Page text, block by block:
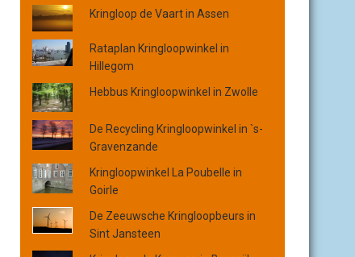
p
p
l
a
a
t
s
,
r
o
v
i
Kringloop de Vaart in Assen
Rataplan Kringloopwinkel in
Hillegom
Hebbus Kringloopwinkel in Zwolle
De Recycling Kringloopwinkel in `s-
Gravenzande
Kringloopwinkel La Poubelle in
Goirle
De Zeeuwsche Kringloopbeurs in
Sint Jansteen